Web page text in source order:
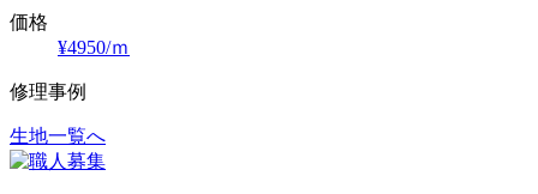
価格
¥4950/ｍ
修理事例
投
生地一覧へ